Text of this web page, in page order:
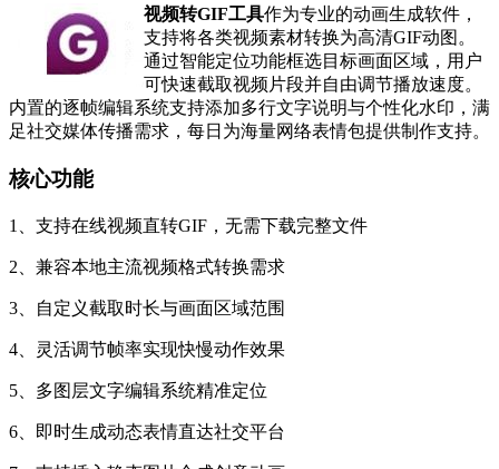
视频转GIF工具作为专业的动画生成软件，
支持将各类视频素材转换为高清GIF动图。
通过智能定位功能框选目标画面区域，用户
可快速截取视频片段并自由调节播放速度。
内置的逐帧编辑系统支持添加多行文字说明与个性化水印，满
足社交媒体传播需求，每日为海量网络表情包提供制作支持。
核心功能
1、支持在线视频直转GIF，无需下载完整文件
2、兼容本地主流视频格式转换需求
3、自定义截取时长与画面区域范围
4、灵活调节帧率实现快慢动作效果
5、多图层文字编辑系统精准定位
6、即时生成动态表情直达社交平台